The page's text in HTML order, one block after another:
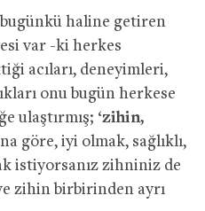
haline getiren
var -ki herkes
acıları, deneyimleri,
onu bugün herkese
ulaştırmış; ‘zihin,
göre, iyi olmak, sağlıklı,
istiyorsanız zihniniz de
zihin birbirinden ayrı